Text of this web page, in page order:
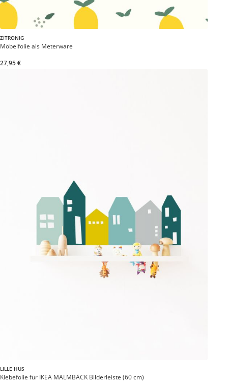
ZITRONIG
Möbelfolie als Meterware
27,95 €
LILLE HUS
Klebefolie für IKEA MALMBÄCK Bilderleiste (60 cm)